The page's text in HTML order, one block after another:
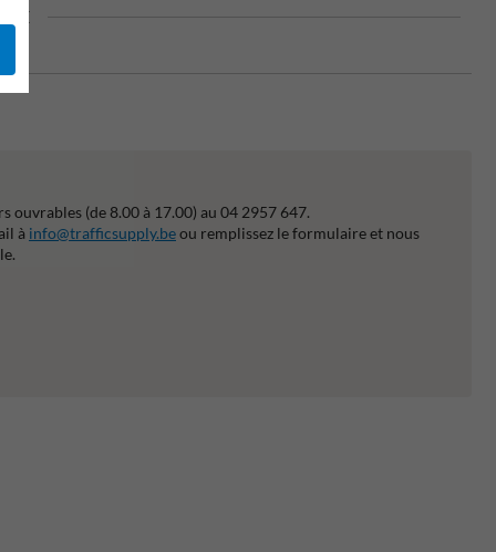
CE
ouvrables (de 8.00 à 17.00) au 04 2957 647.
à info@trafficsupply.beou remplissez le formulaire et nous